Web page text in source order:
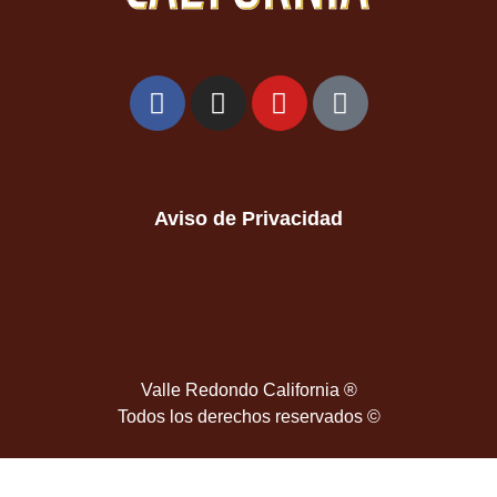
Aviso de Privacidad
Valle Redondo California ®
Todos los derechos reservados ©